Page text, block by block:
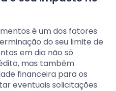
é um dos fatores
do seu limite de
em dia não só
mas também
financeira para os
eventuais solicitações